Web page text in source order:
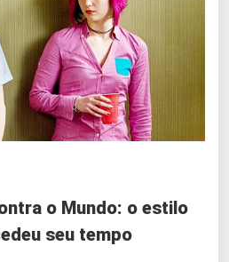
o Mundo: o estilo
seu tempo